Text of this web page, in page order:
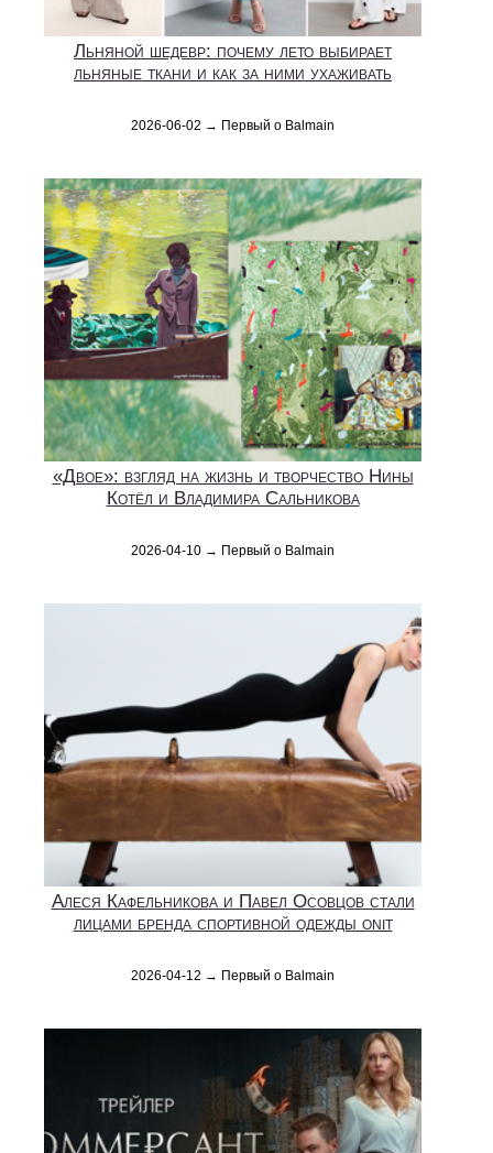
Льняной шедевр: почему лето выбирает
льняные ткани и как за ними ухаживать
2026-06-02 → Первый о Balmain
«Двое»: взгляд на жизнь и творчество Нины
Котёл и Владимира Сальникова
2026-04-10 → Первый о Balmain
Алеся Кафельникова и Павел Осовцов стали
лицами бренда спортивной одежды onit
2026-04-12 → Первый о Balmain